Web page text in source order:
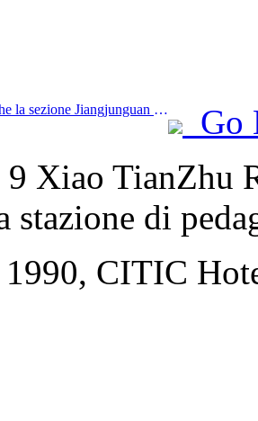
Prev:Si prevede che la sezione Jiangjunguan della Grande Muraglia nel distretto di Pinggu, a Pechino, aprirà al pubblico entro la fine del 2026.
Go
Xiao TianZhu
stazione di
CITIC